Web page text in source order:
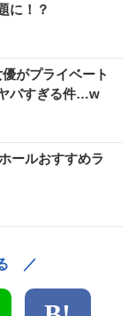
に！？
がプライベート
バすぎる件…w
ールおすすめラ
／